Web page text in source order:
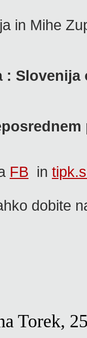
in Mihe
Slovenija
FB in
dobite
Torek,